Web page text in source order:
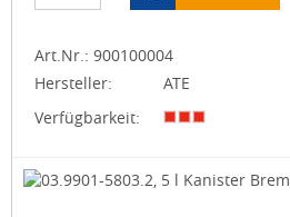
Art.Nr.: 900100004
Hersteller:
ATE
Verfügbarkeit: